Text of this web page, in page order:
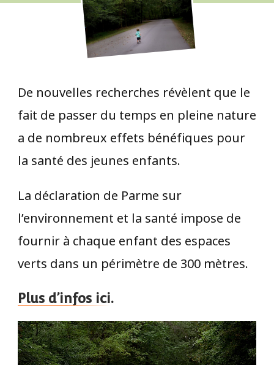
De nouvelles recherches révèlent que le
fait de passer du temps en pleine nature
a de nombreux effets bénéfiques pour
la santé des jeunes enfants.
La déclaration de Parme sur
l’environnement et la santé impose de
fournir à chaque enfant des espaces
verts dans un périmètre de 300 mètres.
Plus d’infos ici.